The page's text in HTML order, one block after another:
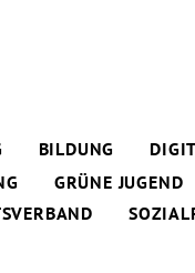
BILDUNG
GRÜNE JUGEND